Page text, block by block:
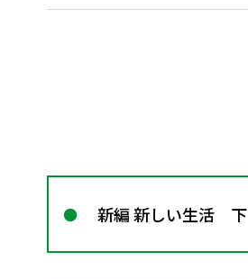
新編 新しい生活 下